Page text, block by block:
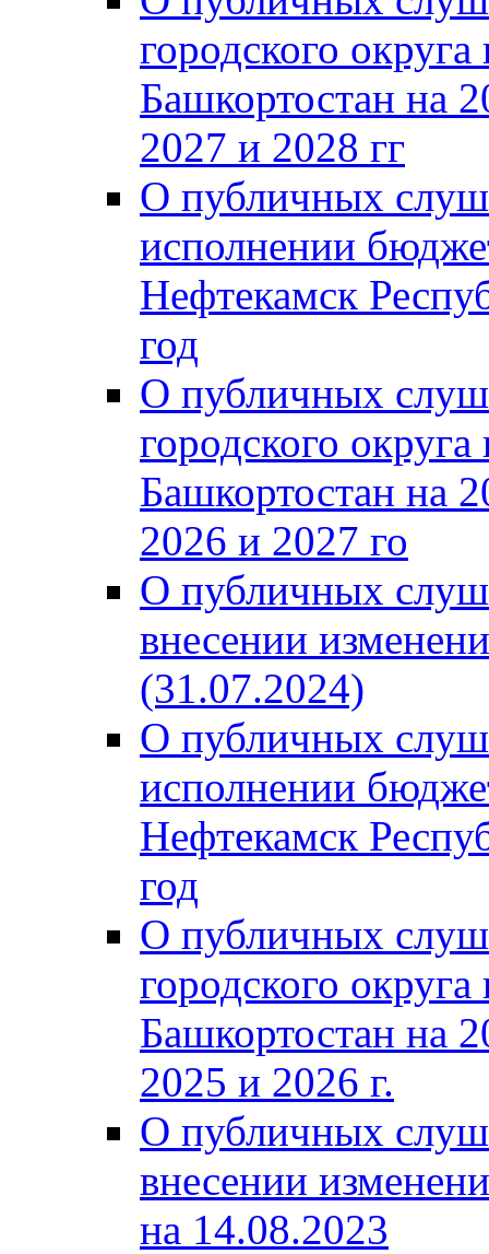
городского
Башкортостан на
2027 и 2028 гг
О публичных
исполнении
Нефтекамск
год
О публичных
городского
Башкортостан на
2026 и 2027 го
О публичных
внесении
(31.07.2024)
О публичных
исполнении
Нефтекамск
год
О публичных
городского
Башкортостан на
2025 и 2026 г.
О публичных
внесении
на 14.08.2023